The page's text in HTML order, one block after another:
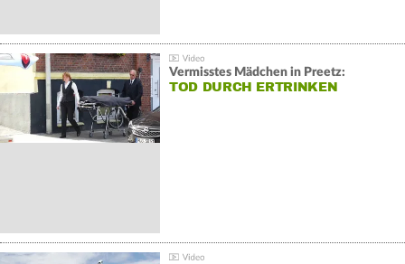
Vermisstes Mädchen in Preetz:
TOD DURCH ERTRINKEN